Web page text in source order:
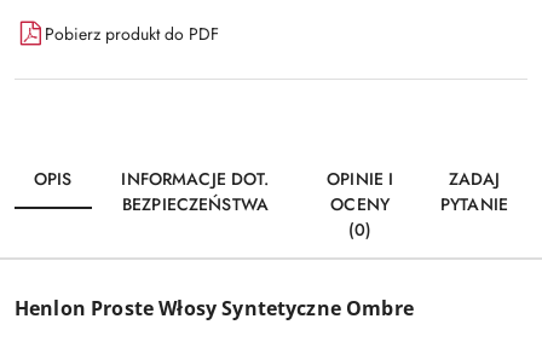
Pobierz produkt do PDF
OPIS
INFORMACJE DOT.
BEZPIECZEŃSTWA
OPINIE I
OCENY
(0)
ZADAJ
PYTANIE
Henlon Proste Włosy Syntetyczne Ombre